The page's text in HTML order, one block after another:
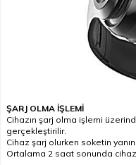
ŞARJ OLMA İŞLEMİ
Cihazın şarj olma işlemi
gerçekleştirilir.
Cihaz şarj olurken soketin
Ortalama 2 saat sonunda cihaz